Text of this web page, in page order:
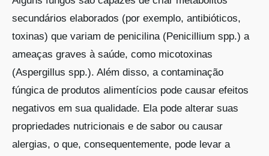
secundários elaborados (por exemplo, antibióticos,
toxinas) que variam de penicilina (Penicillium spp.) a
ameaças graves à saúde, como micotoxinas
(Aspergillus spp.). Além disso, a contaminação
fúngica de produtos alimentícios pode causar efeitos
negativos em sua qualidade. Ela pode alterar suas
propriedades nutricionais e de sabor ou causar
alergias, o que, consequentemente, pode levar a